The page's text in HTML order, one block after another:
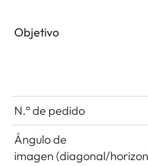
Objetivo
N.º de pedido
Ángulo de
imagen (diagonal/